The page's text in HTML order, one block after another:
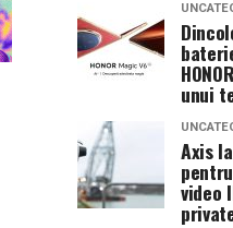
unui
Axis
video